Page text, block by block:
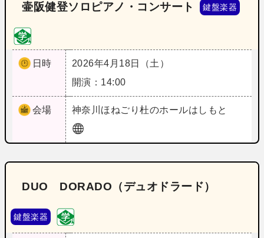
壷阪健登ソロピアノ・コンサート 鍵盤楽器
日時
2026年4月18日（土）
開演：14:00
会場 神奈川 ほねごり杜のホールはしもと
DUO DORADO（デュオドラード）
鍵盤楽器